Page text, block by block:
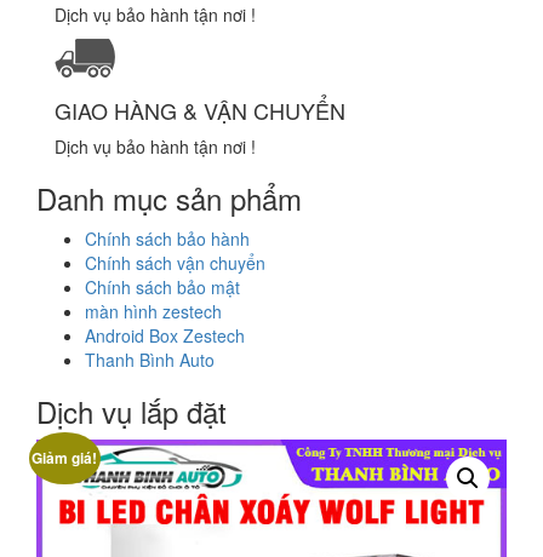
Dịch vụ bảo hành tận nơi !
GIAO HÀNG & VẬN CHUYỂN
Dịch vụ bảo hành tận nơi !
Danh mục sản phẩm
Chính sách bảo hành
Chính sách vận chuyển
Chính sách bảo mật
màn hình zestech
Android Box Zestech
Thanh Bình Auto
Dịch vụ lắp đặt
Giảm giá!